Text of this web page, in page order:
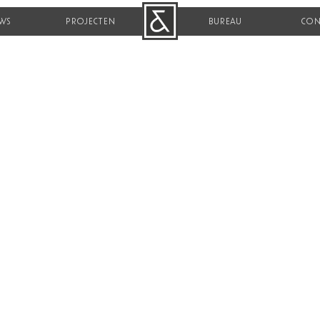
PROJECTEN B&R BUREAU